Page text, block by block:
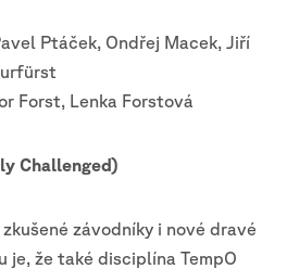
Ptáček, Ondřej Macek, Jiří
Forst, Lenka Forstová
Challenged)
závodníky i nové dravé
je, že také disciplína TempO